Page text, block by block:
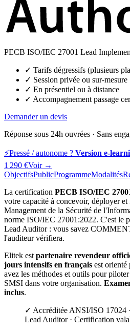
PECB ISO/IEC 27001 Lead
✓ Tarifs dégressifs (plusieurs
✓ Session privée ou sur-mesure
✓ En présentiel ou à distance
✓ Accompagnement passage
Demander un devis
Réponse sous 24h ouvrées · Sans
⚡Pressé / autonome ? Version e-
1 290 €Voir →
ObjectifsPublicProgrammeModalités
La certification PECB ISO/IEC
votre capacité à concevoir, déployer
Management de la Sécurité de
norme ISO/IEC 27001:2022. C'est le
Lead Auditor : vous savez
l'auditeur vérifiera.
Elitek est partenaire revendeur
jours intensifs en français est
avez les méthodes et outils pour
SMSI dans votre organisation.
inclus.
✓ Accréditée ANSI/ISO 17024
Lead Auditor · Certification